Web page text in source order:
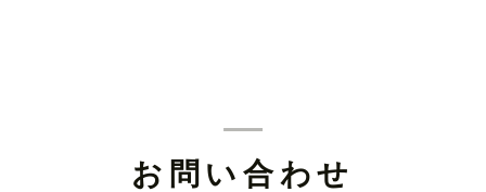
お問い合わせ